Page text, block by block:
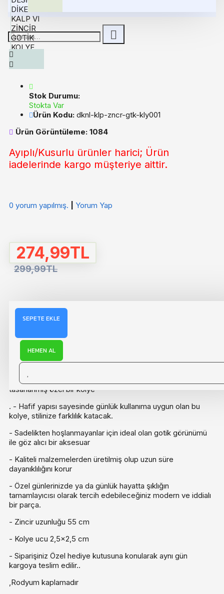
Stok Durumu:
Stokta Var
Ürün Kodu: dknl-klp-zncr-gtk-kly001
Ürün Görüntüleme: 1084
Ayıplı/Kusurlu ürünler harici; Ürün
iadelerinde kargo müşteriye aittir.
0 yorum yapılmış. Yorum Yap
274,99TL
299,99TL
SEPETE EKLE
HEMEN AL
AÇIKLAMA
DÜKKAN DESİGN DİKENLİ KALP VE ZİNCİR GOTİK KOLYE
- Gotik tarzını yansıtan dikenli kalp ve zincir detaylarıyla
tasarlanmış özel bir kolye
. - Hafif yapısı sayesinde günlük kullanıma uygun olan bu
kolye, stilinize farklılık katacak.
- Sadelikten hoşlanmayanlar için ideal olan gotik görünümü
ile göz alıcı bir aksesuar
- Kaliteli malzemelerden üretilmiş olup uzun süre
dayanıklılığını korur
- Özel günlerinizde ya da günlük hayatta şıklığın
tamamlayıcısı olarak tercih edebileceğiniz modern ve iddialı
bir parça.
- Zincir uzunluğu 55 cm
- Kolye ucu 2,5x2,5 cm
- Siparişiniz Özel hediye kutusuna konularak aynı gün
kargoya teslim edilir..
,Rodyum kaplamadır